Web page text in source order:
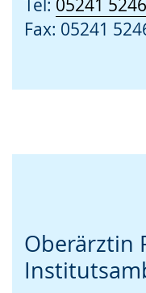
Tel: 05241
Fax: 05241
Oberärztin